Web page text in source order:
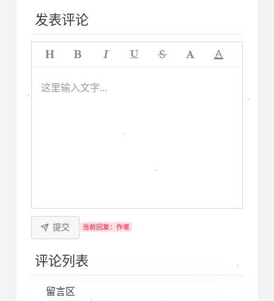
发表评论
这里输入文字...
提交 当前回复：作者
评论列表
留言区